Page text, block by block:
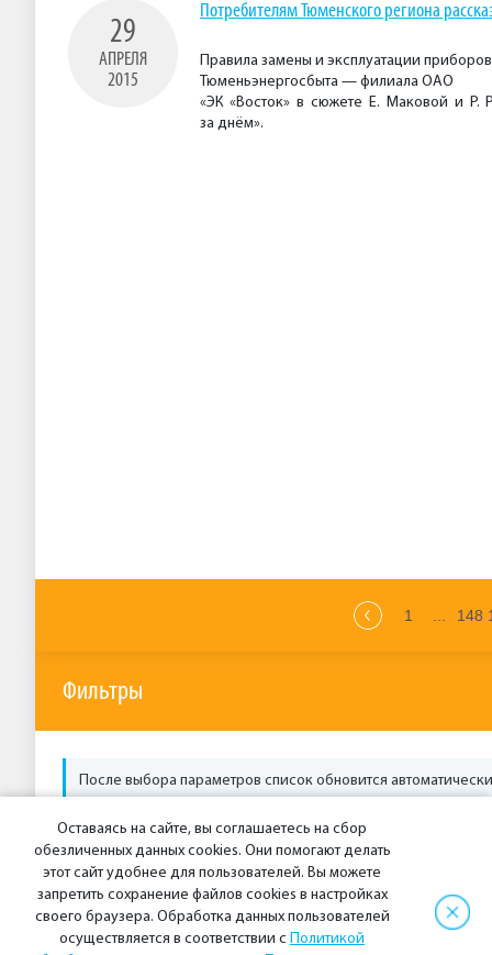
29
АПРЕЛЯ
2015
Потребителям Тюменского региона
Правила замены и эксплуатации
Тюменьэнергосбыта — филиала ОАО
«ЭК «Восток» в сюжете Е. Маковой и Р.
за днём».
Предыдущая
1 148
Фильтры
После выбора параметров список обновится
Дата до
Оставаясь на сайте, вы соглашаетесь на сбор
обезличенных данных cookies. Они помогают делать
этот сайт удобнее для пользователей. Вы можете
запретить сохранение файлов cookies в настройках
своего браузера. Обработка данных пользователей
осуществляется в соответствии с Политикой